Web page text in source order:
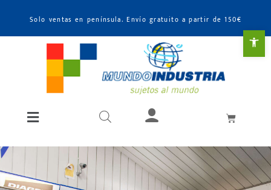
Solo ventas en península. Envío gratuito a partir de 150€